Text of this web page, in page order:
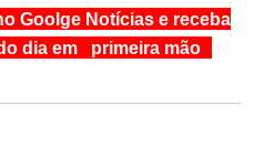
Goolge Notícias e receba
dia em primeira mão